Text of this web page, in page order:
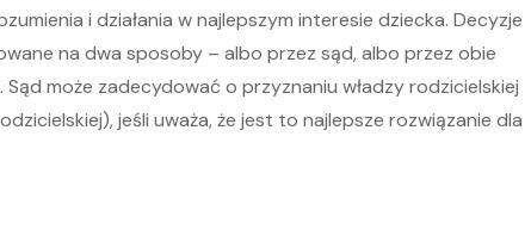
i działania w najlepszym interesie dziecka. Decyzje
na dwa sposoby – albo przez sąd, albo przez obie
może zadecydować o przyznaniu władzy rodzicielskiej
jeśli uważa, że jest to najlepsze rozwiązanie dla